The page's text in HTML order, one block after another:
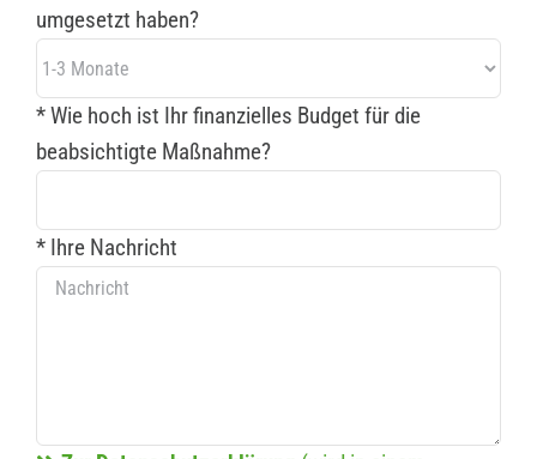
umgesetzt haben?
* Wie hoch ist Ihr finanzielles Budget für die
beabsichtigte Maßnahme?
* Ihre Nachricht